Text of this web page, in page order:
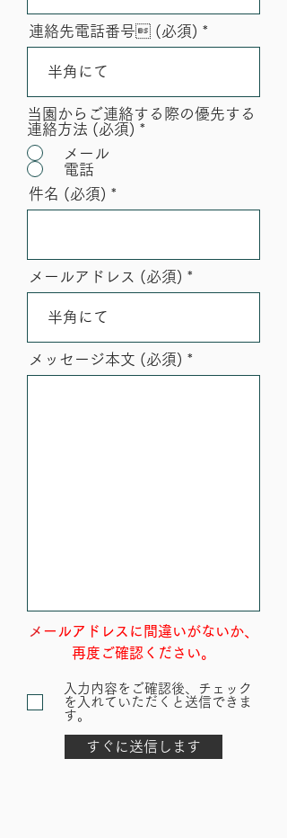
連絡先電話番号 (必須)
当園からご連絡する際の優先する
連絡方法 (必須) *
メール
電話
件名 (必須)
メールアドレス (必須)
メッセージ本文 (必須)
​ メールアドレスに間違いがないか、
再度ご確認ください。
入力内容をご確認後、チェック
を入れていただくと送信できま
す。
すぐに送信します